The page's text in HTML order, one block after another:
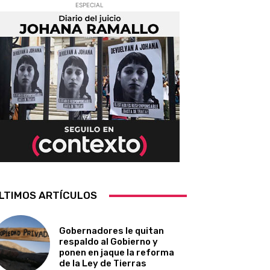
ESPECIAL
ARTÍCULOS
Gobernadores le quitan
respaldo al Gobierno y
ponen en jaque la reforma
de la Ley de Tierras